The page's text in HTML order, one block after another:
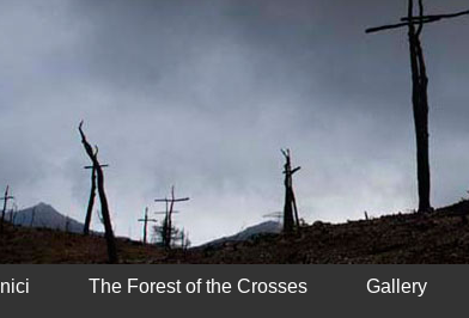
Inici The Forest of the Crosses Gallery